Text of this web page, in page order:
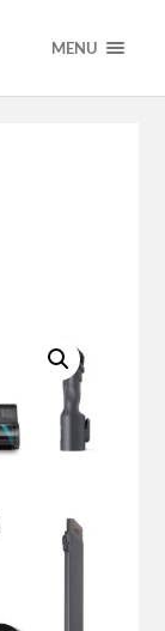
MENU